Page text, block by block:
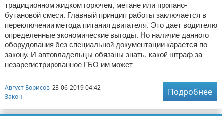
традиционном жидком горючем, метане или пропано-
бутановой смеси. Главный принцип работы заключается в
переключении метода питания двигателя. Это дает водителю
определенные экономические выгоды. Но наличие данного
оборудования без специальной документации карается по
закону. И автовладельцы обязаны знать, какой штраф за
незарегистрированное ГБО им может
Август Борисов 28-06-2019 04:42
Закон
Подробнее